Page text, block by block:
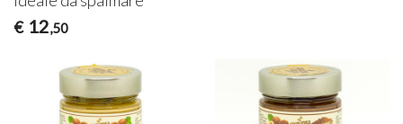
€ 12,50